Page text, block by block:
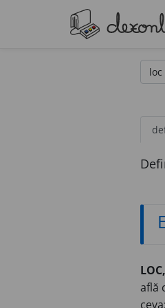
LOC,
află
ceva;